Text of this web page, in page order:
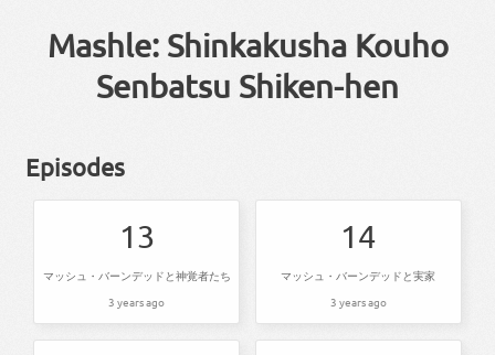
Mashle: Shinkakusha Kouho
Senbatsu Shiken-hen
Episodes
13
マッシュ・バーンデッドと神覚者たち
3 years ago
14
マッシュ・バーンデッドと実家
3 years ago